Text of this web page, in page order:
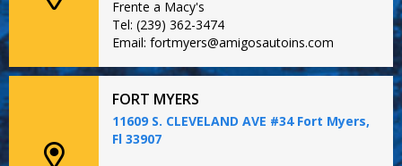
Frente a Macy's
Tel: (239) 362-3474
Email: fortmyers@amigosautoins.com
FORT MYERS
11609 S. CLEVELAND AVE #34 Fort Myers,
Fl 33907